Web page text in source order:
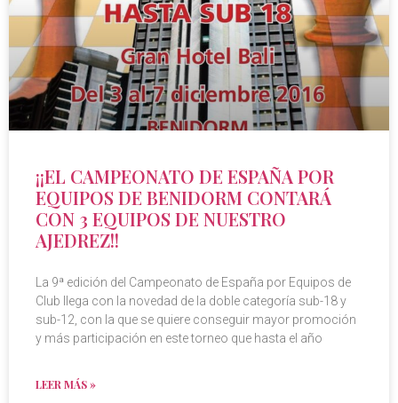
¡¡EL CAMPEONATO DE ESPAÑA POR
EQUIPOS DE BENIDORM CONTARÁ
CON 3 EQUIPOS DE NUESTRO
AJEDREZ!!
La 9ª edición del Campeonato de España por Equipos de
Club llega con la novedad de la doble categoría sub-18 y
sub-12, con la que se quiere conseguir mayor promoción
y más participación en este torneo que hasta el año
LEER MÁS »